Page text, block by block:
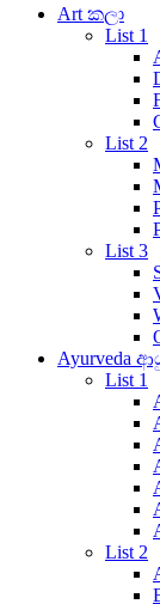
Art කලා
List 1
List 2
List 3
Ayurveda
List 1
List 2